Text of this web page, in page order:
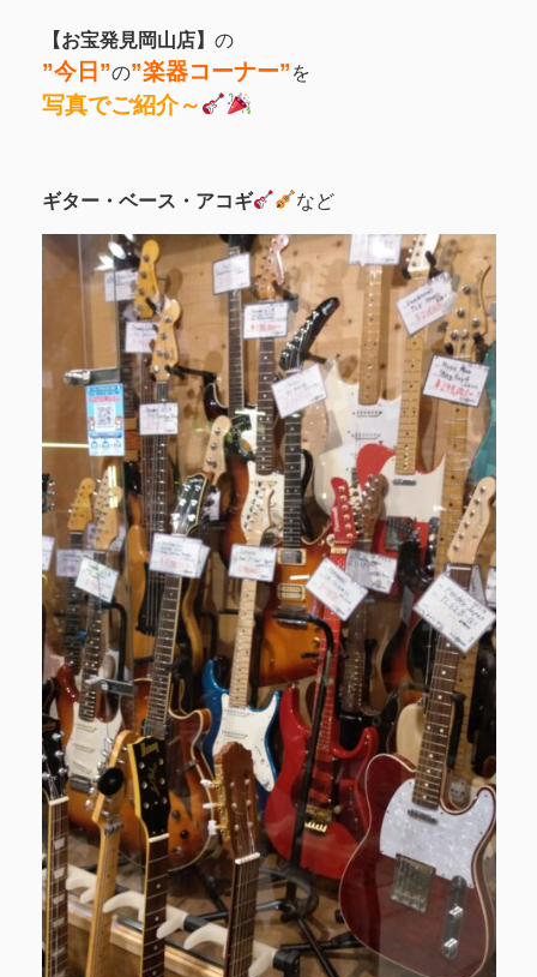
【お宝発見岡山店】 の
”今日”の”楽器コーナー”を
写真でご紹介～
ギター・ベース・ アコギ など